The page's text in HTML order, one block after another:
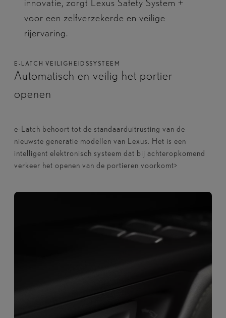
voor een zelfverzekerde en veilige
rijervaring.
E-LATCH VEILIGHEIDSSYSTEEM
Automatisch en veilig het portier
openen
e-Latch behoort tot de standaarduitrusting van de
nieuwste generatie modellen van Lexus. Het is een
intelligent elektronisch systeem dat bij achteropkomend
verkeer het openen van de portieren voorkomt>